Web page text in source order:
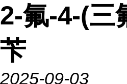
2-氟-4-(三
苄
2025-09-03